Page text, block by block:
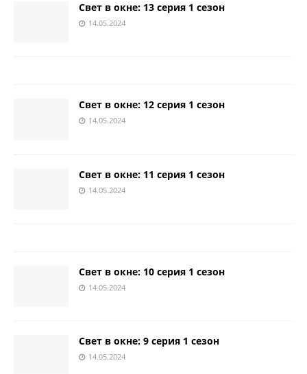
Свет в окне: 13 серия 1 сезон
14.05.2024
Свет в окне: 12 серия 1 сезон
14.05.2024
Свет в окне: 11 серия 1 сезон
14.05.2024
Свет в окне: 10 серия 1 сезон
14.05.2024
Свет в окне: 9 серия 1 сезон
14.05.2024